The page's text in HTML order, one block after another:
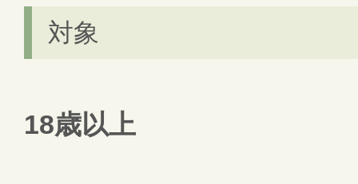
対象
18歳以上